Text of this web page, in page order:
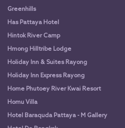
Greenhills
Has Pattaya Hotel
Hintok River Camp
Hmong Hilltribe Lodge
Holiday Inn & Suites Rayong
Holiday Inn Express Rayong
Home Phutoey River Kwai Resort
Homu Villa
Hotel Baraquda Pattaya - M Gallery